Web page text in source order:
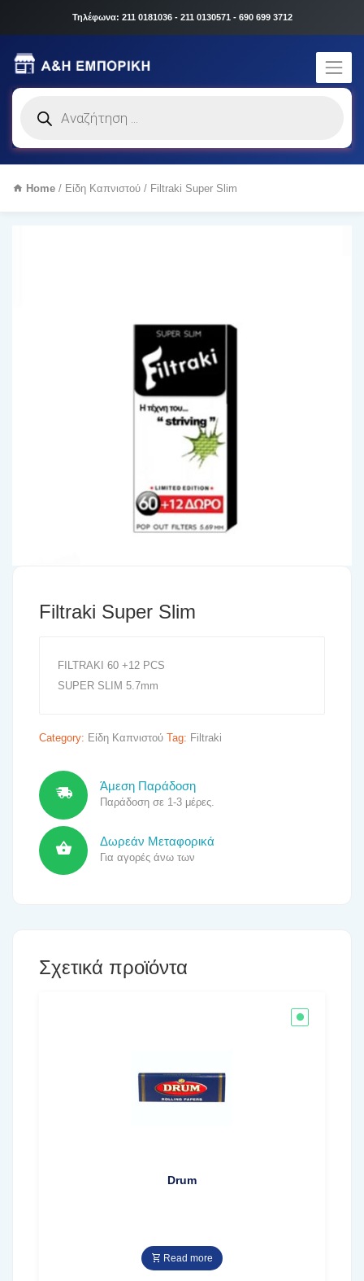
Τηλέφωνα: 211 0181036 - 211 0130571 - 690 699 3712
search
Home / Είδη Καπνιστού / Filtraki Super Slim
Filtraki Super Slim
FILTRAKI 60 +12 PCS
SUPER SLIM 5.7mm
Category: Είδη Καπνιστού Tag: Filtraki
Άμεση Παράδοση
Παράδοση σε 1-3 μέρες.
Δωρεάν Μεταφορικά
Για αγορές άνω των
Σχετικά προϊόντα
Drum
Read more